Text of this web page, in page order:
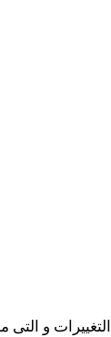
و